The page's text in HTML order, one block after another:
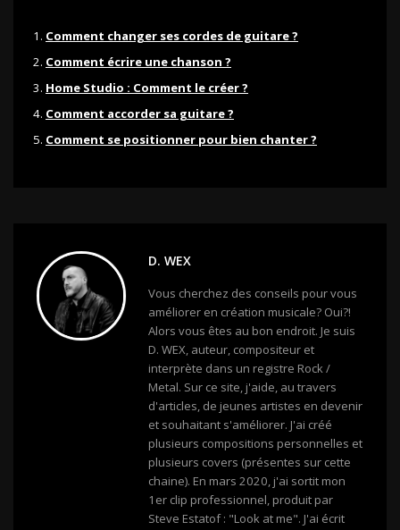
Comment changer ses cordes de guitare ?
Comment écrire une chanson ?
Home Studio : Comment le créer ?
Comment accorder sa guitare ?
Comment se positionner pour bien chanter ?
D. WEX
Vous cherchez des conseils pour vous
améliorer en création musicale? Oui?!
Alors vous êtes au bon endroit. Je suis
D. WEX, auteur, compositeur et
interprète dans un registre Rock /
Metal. Sur ce site, j'aide, au travers
d'articles, de jeunes artistes en devenir
et souhaitant s'améliorer. J'ai créé
plusieurs compositions personnelles et
plusieurs covers (présentes sur cette
chaine). En mars 2020, j'ai sortit mon
1er clip professionnel, produit par
Steve Estatof : "Look at me". J'ai écrit